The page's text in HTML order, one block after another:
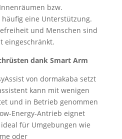
bzw.
eine Unterstützung.
und Menschen sind
eingeschränkt.
dank Smart Arm
von dormakaba setzt
kann mit wenigen
und in Betrieb genommen
Energy-Antrieb eignet
für Umgebungen wie
oder